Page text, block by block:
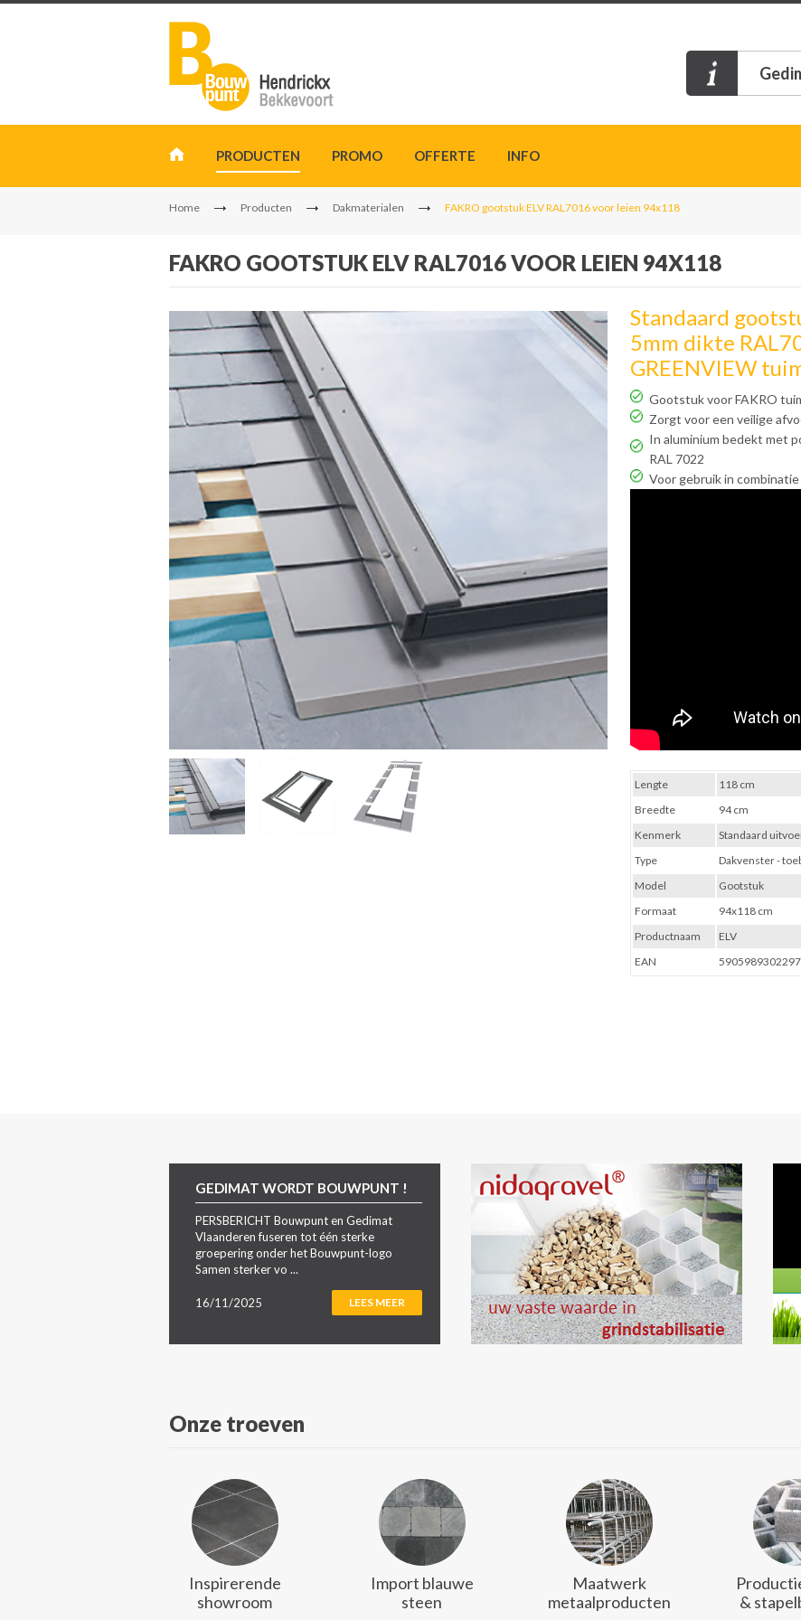
PRODUCTEN PROMO OFFERTE INFO
Home Producten Dakmaterialen FAKRO gootstuk ELV RAL7016 voor leien 94x118
FAKRO GOOTSTUK ELV RAL7016 VOOR LEIEN 94X118
Standaard
5mm dikte
GREENVIEW
Gootstuk voor FAKRO
Zorgt voor een veilige
In aluminium bedekt met
RAL 7022
Voor gebruik in
Lengte
118 cm
Breedte
94 cm
Kenmerk
Standaard
Type
Dakvenster -
Model
Gootstuk
Formaat
94x118 cm
Productnaam
ELV
EAN
5905989302297
GEDIMAT WORDT BOUWPUNT !
PERSBERICHT Bouwpunt en Gedimat
Vlaanderen fuseren tot één sterke
groepering onder het Bouwpunt-logo
Samen sterker vo ...
16/11/2025 LEES MEER
Onze troeven
Inspirerende
showroom
Import blauwe
steen
Maatwerk
metaalproducten
&